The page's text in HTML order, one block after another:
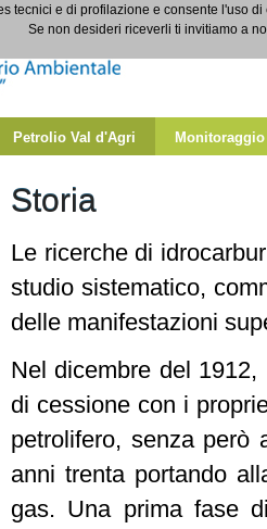
Petrolio Val d'Agri Monitoraggio
Storia
Le ricerche di
studio sistematico,
delle manifestazioni
Nel dicembre del
di cessione con i
petrolifero, senza però
anni trenta portando
gas. Una prima fase
tecnici e di profilazione e consente l'uso
Se non desideri riceverli ti invitiamo a